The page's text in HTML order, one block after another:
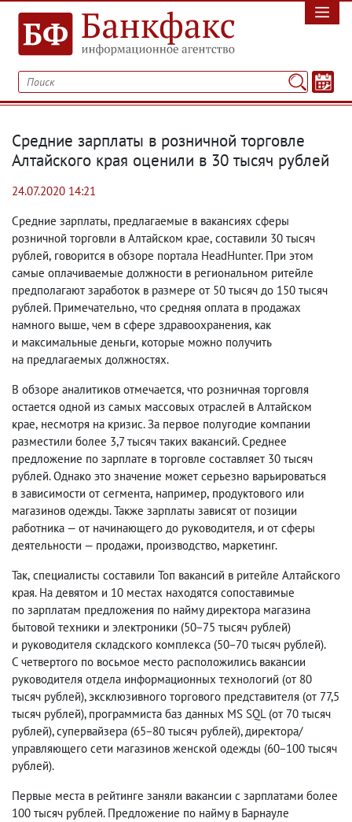
Средние зарплаты в розничной торговле
Алтайского края оценили в 30 тысяч рублей
24.07.2020 14:21
Средние зарплаты, предлагаемые в вакансиях сферы
розничной торговли в Алтайском крае, составили 30 тысяч
рублей, говорится в обзоре портала HeadHunter. При этом
самые оплачиваемые должности в региональном ритейле
предполагают заработок в размере от 50 тысяч до 150 тысяч
рублей. Примечательно, что средняя оплата в продажах
намного выше, чем в сфере здравоохранения, как
и максимальные деньги, которые можно получить
на предлагаемых должностях.
В обзоре аналитиков отмечается, что розничная торговля
остается одной из самых массовых отраслей в Алтайском
крае, несмотря на кризис. За первое полугодие компании
разместили более 3,7 тысяч таких вакансий. Среднее
предложение по зарплате в торговле составляет 30 тысяч
рублей. Однако это значение может серьезно варьироваться
в зависимости от сегмента, например, продуктового или
магазинов одежды. Также зарплаты зависят от позиции
работника — от начинающего до руководителя, и от сферы
деятельности — продажи, производство, маркетинг.
Так, специалисты составили Топ вакансий в ритейле Алтайского
края. На девятом и 10 местах находятся сопоставимые
по зарплатам предложения по найму директора магазина
бытовой техники и электроники (50−75 тысяч рублей)
и руководителя складского комплекса (50−70 тысяч рублей).
С четвертого по восьмое место расположились вакансии
руководителя отдела информационных технологий (от 80
тысяч рублей), эксклюзивного торгового представителя (от 77,5
тысяч рублей), программиста баз данных MS SQL (от 70 тысяч
рублей), супервайзера (65−80 тысяч рублей), директора/
управляющего сети магазинов женской одежды (60−100 тысяч
рублей).
Первые места в рейтинге заняли вакансии с зарплатами более
100 тысяч рублей. Предложение по найму в Барнауле